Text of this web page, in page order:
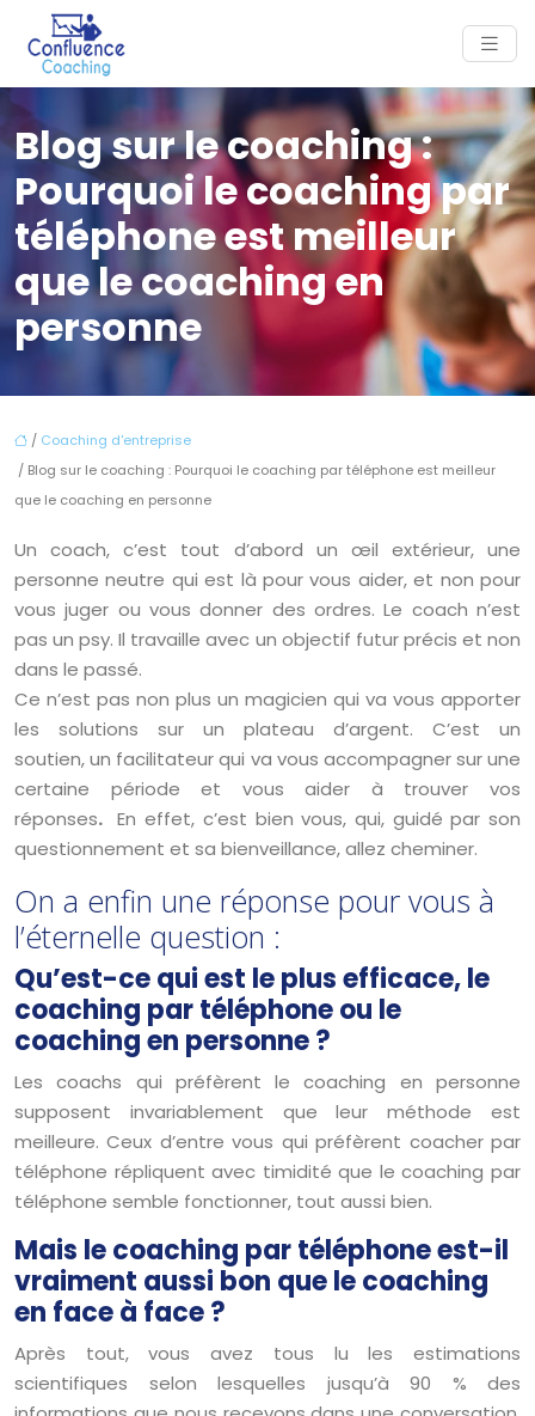
Blog sur le coaching :
Pourquoi le coaching par
téléphone est meilleur
que le coaching en
personne
/ Coaching d'entreprise
/ Blog sur le coaching : Pourquoi le coaching par téléphone est meilleur
que le coaching en personne
Un coach, c’est tout d’abord un œil extérieur, une
personne neutre qui est là pour vous aider, et non pour
vous juger ou vous donner des ordres. Le coach n’est
pas un psy. Il travaille avec un objectif futur précis et non
dans le passé.
Ce n’est pas non plus un magicien qui va vous apporter
les solutions sur un plateau d’argent. C’est un
soutien, un facilitateur qui va vous accompagner sur une
certaine période et vous aider à trouver vos
réponses. En effet, c’est bien vous, qui, guidé par son
questionnement et sa bienveillance, allez cheminer.
On a enfin une réponse pour vous à
l’éternelle question :
Qu’est-ce qui est le plus efficace, le
coaching par téléphone ou le
coaching en personne ?
Les coachs qui préfèrent le coaching en personne
supposent invariablement que leur méthode est
meilleure. Ceux d’entre vous qui préfèrent coacher par
téléphone répliquent avec timidité que le coaching par
téléphone semble fonctionner, tout aussi bien.
Mais le coaching par téléphone est-il
vraiment aussi bon que le coaching
en face à face ?
Après tout, vous avez tous lu les estimations
scientifiques selon lesquelles jusqu’à 90 % des